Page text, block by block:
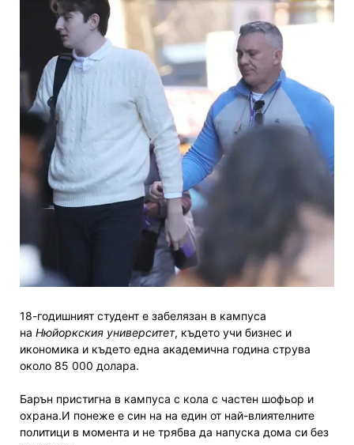
18-годишният студент е забелязан в кампуса
на Нюйоркския университет, където учи бизнес и
икономика и където една академична година струва
около 85 000 долара.
Барън пристигна в кампуса с кола с частен шофьор и
охрана.И понеже е син на на един от най-влиятелните
политици в момента и не трябва да напуска дома си без